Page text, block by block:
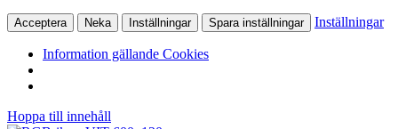
Acceptera Neka Inställningar Spara inställningar Inställningar
Information gällande Cookies
Hoppa till innehåll